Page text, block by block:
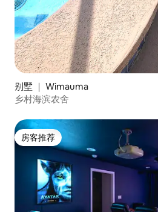
别墅 ｜ Wimauma
乡村海滨农舍
房客推荐
房客推荐